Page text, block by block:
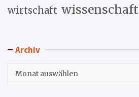
wirtschaft wissenschaft
Archiv